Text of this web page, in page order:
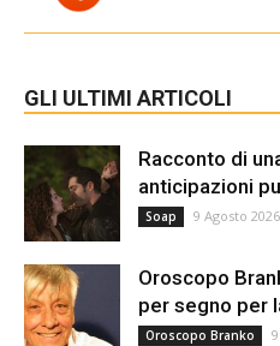
GLI ULTIMI ARTICOLI
Racconto di
anticipazioni
Soap 9 Agosto 2026
Oroscopo
per segno per
Oroscopo Branko